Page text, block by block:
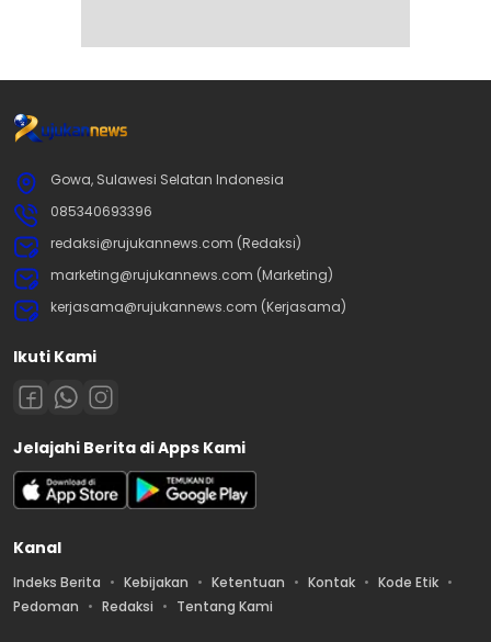
Gowa, Sulawesi Selatan Indonesia
085340693396
redaksi@rujukannews.com (Redaksi)
marketing@rujukannews.com (Marketing)
kerjasama@rujukannews.com (Kerjasama)
Ikuti Kami
Jelajahi Berita di Apps Kami
Kanal
Indeks Berita Kebijakan Ketentuan Kontak
Kode Etik
Pedoman
Redaksi Tentang Kami